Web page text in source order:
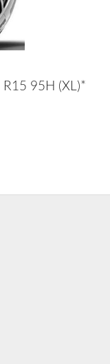
95H (XL)*